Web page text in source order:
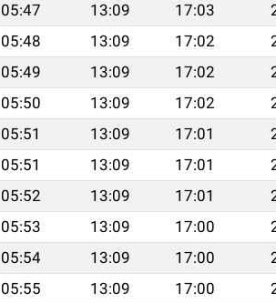
05:47 13:09 17:03
05:48 13:09 17:02
05:49 13:09 17:02
05:50 13:09 17:02
05:51 13:09 17:01
05:51 13:09 17:01
05:52 13:09 17:01
05:53 13:09 17:00
05:54 13:09 17:00
05:55 13:09 17:00